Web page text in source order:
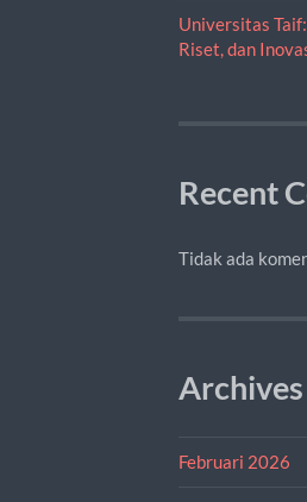
Universitas
Riset, dan
Recent
Tidak ada
Archives
Februari 2026